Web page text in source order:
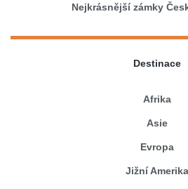
Nejkrásnější zámky
Destinace
Afrika
Asie
Evropa
Jižní Amerika